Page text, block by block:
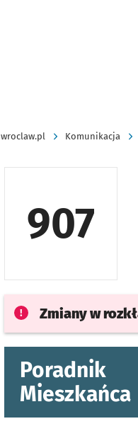
wroclaw.pl Komunikacja
907
Zmiany w
Poradnik
Mieszkańca